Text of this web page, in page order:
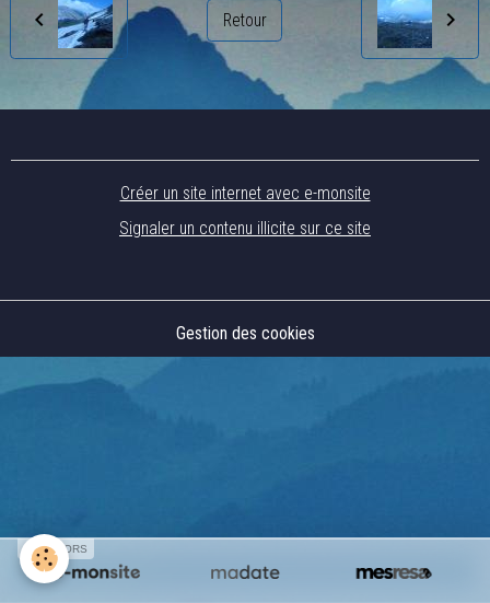
Retour
Créer un site internet avec e-monsite
Signaler un contenu illicite sur ce site
Gestion des cookies
SPONSORS